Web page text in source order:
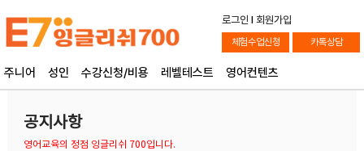
로그인 l 회원가입
체험수업신청 카톡상담
주니어 성인 수강신청/비용 레벨테스트 영어컨텐츠
공지사항
영어교육의 정점 잉글리쉬 700입니다.